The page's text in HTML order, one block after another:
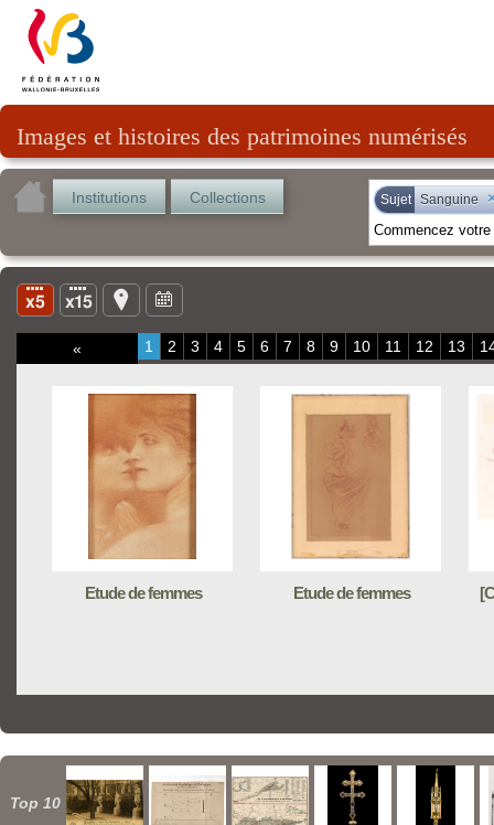
Images et histoires des patrimoines numérisés
Institutions Collections Sujet Sanguine
« 1 2 3 4 5 6 7 8 9 10 11 12 13
Etude de femmes Etude de femmes
Top 10